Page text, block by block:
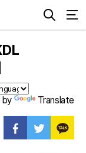
by Translate